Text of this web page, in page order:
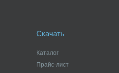
Скачать
Каталог
Прайс-лист